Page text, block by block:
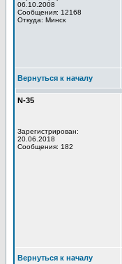
06.10.2008
Сообщения: 12168
Откуда: Минск
Вернуться к началу
N-35
Зарегистрирован:
20.06.2018
Сообщения: 182
Вернуться к началу